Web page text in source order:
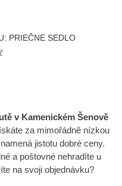
PRIEČNE SEDLO
v Kamenickém Šenově
za mimořádně nízkou
jistotu dobré ceny.
a poštovné nehradíte u
na svoji objednávku?